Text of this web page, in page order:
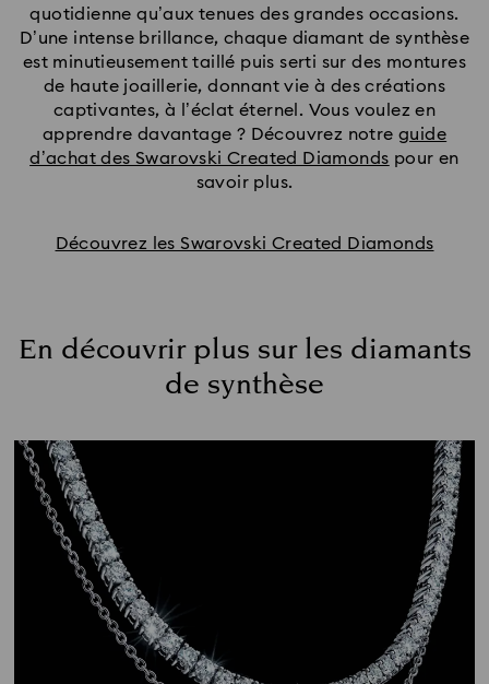
quotidienne qu’aux tenues des grandes occasions.
D’une intense brillance, chaque diamant de synthèse
est minutieusement taillé puis serti sur des montures
de haute joaillerie, donnant vie à des créations
captivantes, à l’éclat éternel. Vous voulez en
apprendre davantage ? Découvrez notreguide
d’achat des Swarovski Created Diamonds pour en
savoir plus.
Découvrez les Swarovski Created Diamonds
En découvrir plus sur les diamants
de synthèse